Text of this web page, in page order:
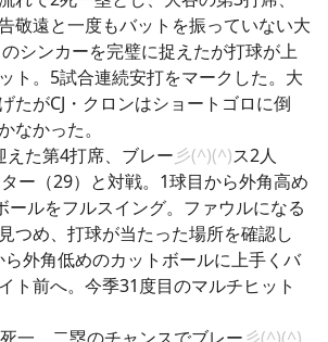
敬遠と一度もバットを振っていない大
シンカーを完璧に捉えたが打球が上
ト。5試合連続安打をマークした。大
たがCJ・クロンはショートゴロに倒
なかった。
た第4打席、ブレー彡(^)(^)ス2人
ー（29）と対戦。1球目から外角高め
ールをフルスイング。ファウルになる
つめ、打球が当たった場所を確認し
外角低めのカットボールに上手くバ
ト前へ。今季31度目のマルチヒット